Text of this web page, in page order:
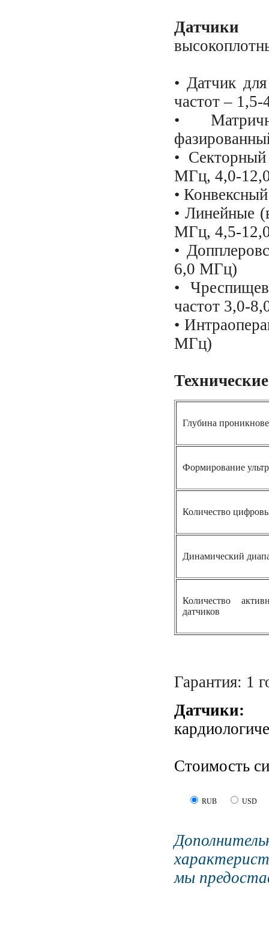
• Датчик
частот –
•
•
МГц, 4,0-
•
• Линейные
МГц, 4,5-
•
6,0 МГц)
•
частот 3,0-
•
МГц)
Глубина
Формирование
Количество
Динамический
Количество
датчиков
Гарантия: 1
Стоимость
RUB USD
мы